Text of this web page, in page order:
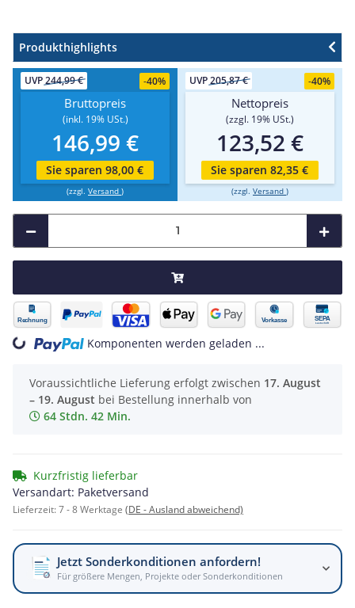
Produkthighlights
UVP244,99 € -40%
Bruttopreis
(inkl. 19% USt.)
146,99 €
Sie sparen 98,00 €
(zzgl. Versand )
UVP205,87 € -40%
Nettopreis
(zzgl. 19% USt.)
123,52 €
Sie sparen 82,35 €
(zzgl. Versand )
Loading... Komponenten werden geladen ...
Voraussichtliche Lieferung erfolgt zwischen 17. August
– 19. August bei Bestellung innerhalb von
64 Stdn. 42 Min.
Kurzfristig lieferbar
Versandart: Paketversand
Lieferzeit:7 - 8 Werktage (DE - Ausland abweichend)
Jetzt Sonderkonditionen anfordern!
Für größere Mengen, Projekte oder Sonderkonditionen